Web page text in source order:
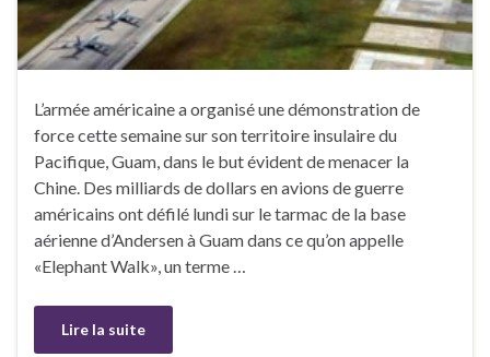
L’armée américaine a organisé une démonstration de
force cette semaine sur son territoire insulaire du
Pacifique, Guam, dans le but évident de menacer la
Chine. Des milliards de dollars en avions de guerre
américains ont défilé lundi sur le tarmac de la base
aérienne d’Andersen à Guam dans ce qu’on appelle
«Elephant Walk», un terme …
Lire la suite